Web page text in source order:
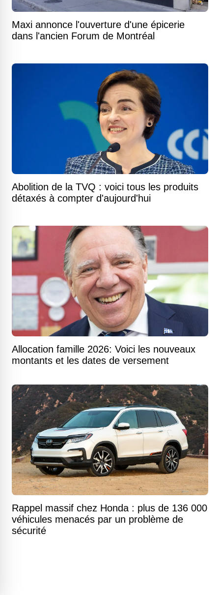
Maxi annonce l'ouverture d'une épicerie
dans l'ancien Forum de Montréal
Abolition de la TVQ : voici tous les produits
détaxés à compter d'aujourd'hui
Allocation famille 2026: Voici les nouveaux
montants et les dates de versement
Rappel massif chez Honda : plus de 136 000
véhicules menacés par un problème de
sécurité